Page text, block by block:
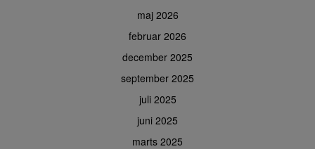
maj 2026
februar 2026
december 2025
september 2025
juli 2025
juni 2025
marts 2025